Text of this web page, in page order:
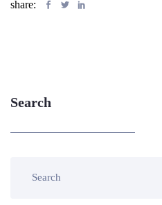
share:
Search